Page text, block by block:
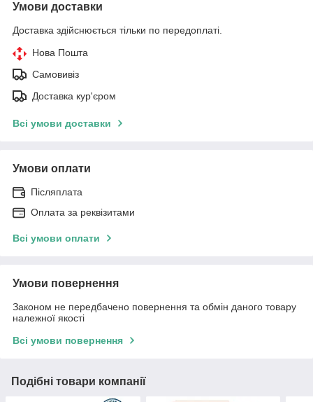
Умови доставки
Доставка здійснюється тільки по передоплаті.
Нова Пошта
Самовивіз
Доставка кур'єром
Всі умови доставки
Умови оплати
Післяплата
Оплата за реквізитами
Всі умови оплати
Умови повернення
Законом не передбачено повернення та обмін даного товару
належної якості
Всі умови повернення
Подібні товари компанії